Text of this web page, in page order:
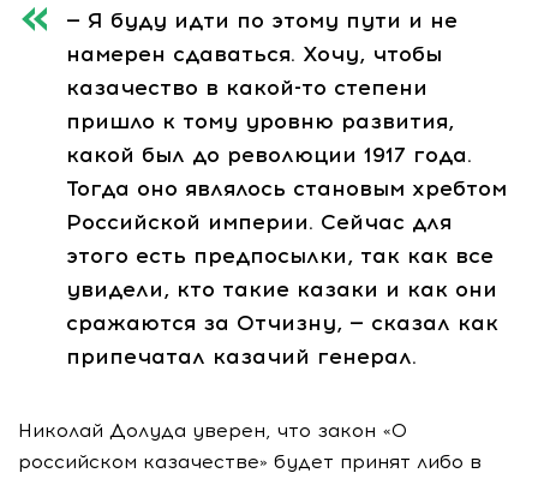
— Я буду идти по этому пути и не
намерен сдаваться. Хочу, чтобы
казачество в какой-то степени
пришло к тому уровню развития,
какой был до революции 1917 года.
Тогда оно являлось становым хребтом
Российской империи. Сейчас для
этого есть предпосылки, так как все
увидели, кто такие казаки и как они
сражаются за Отчизну, — сказал как
припечатал казачий генерал.
Николай Долуда уверен, что закон «О
российском казачестве» будет принят либо в